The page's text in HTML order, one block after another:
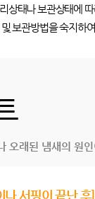
상태나 보관상태에
보관방법을 숙지하
오래된 냄새의 원
나 서핑이 끝난 후]